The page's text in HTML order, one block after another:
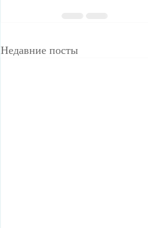
Недавние посты